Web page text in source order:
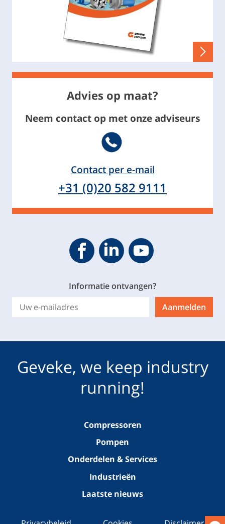
Telephone
Advies op maat?
Neem contact op met onze adviseurs
Contact per e-mail
+31 (0)20 582 9111
Geveke FacebookGeveke YouTube
Informatie ontvangen?
Aanmelden
Geveke, we keep industry
running!
Compressoren
Pompen
Onderdelen & Services
Industrieën
Laatste nieuws